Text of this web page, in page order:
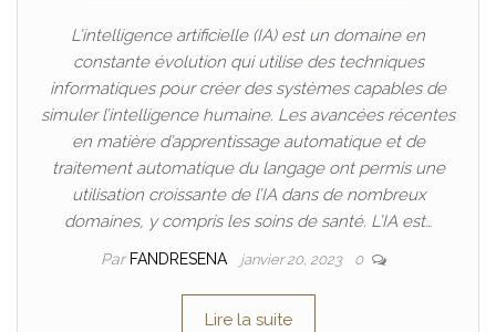
L’intelligence artificielle (IA) est un domaine en
constante évolution qui utilise des techniques
informatiques pour créer des systèmes capables de
simuler l’intelligence humaine. Les avancées récentes
en matière d’apprentissage automatique et de
traitement automatique du langage ont permis une
utilisation croissante de l’IA dans de nombreux
domaines, y compris les soins de santé. L’IA est…
Par FANDRESENA janvier 20, 2023 0
Lire la suite